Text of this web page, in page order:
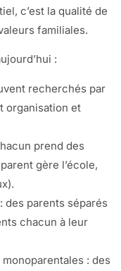
c’est la qualité de
familiales.
:
recherchés par
organisation et
prend des
gère l’école,
des parents séparés
chacun à leur
: des